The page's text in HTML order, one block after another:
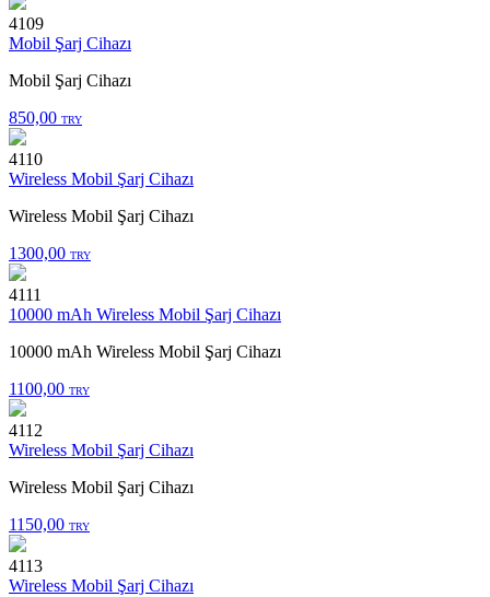
4109
Mobil Şarj Cihazı
Mobil Şarj Cihazı
850,00 TRY
4110
Wireless Mobil Şarj Cihazı
Wireless Mobil Şarj Cihazı
1300,00 TRY
4111
10000 mAh Wireless Mobil Şarj Cihazı
10000 mAh Wireless Mobil Şarj Cihazı
1100,00 TRY
4112
Wireless Mobil Şarj Cihazı
Wireless Mobil Şarj Cihazı
1150,00 TRY
4113
Wireless Mobil Şarj Cihazı